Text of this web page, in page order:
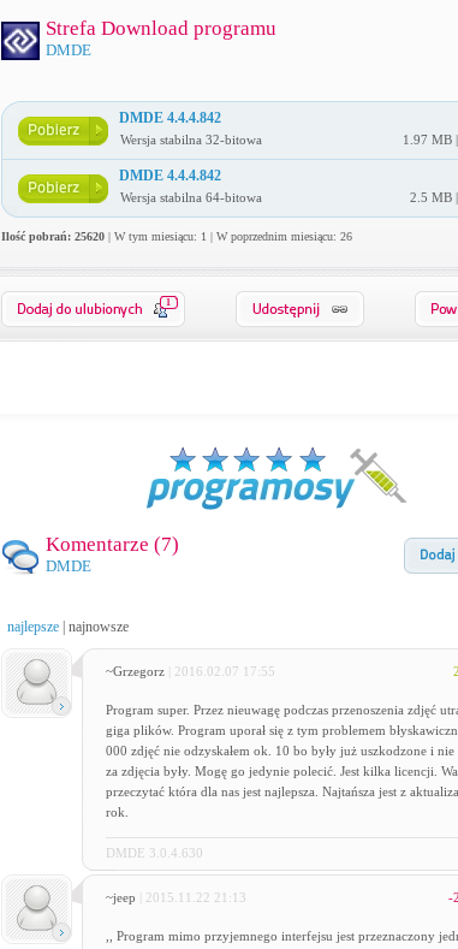
Strefa Download programu
DMDE
DMDE 4.4.4.842
Wersja stabilna 32-bitowa 1.97 MB
DMDE 4.4.4.842
Wersja stabilna 64-bitowa 2.5 MB
Ilość pobrań: 25620| W tym miesiącu: 1 | W poprzednim miesiącu: 26
1
Komentarze (7)
DMDE
najlepsze| najnowsze
~Grzegorz | 2016.02.07 17:55 2
Program super. Przez nieuwagę podczas przenoszenia zdjęć
giga plików. Program uporał się z tym problemem
000 zdjęć nie odzyskałem ok. 10 bo były już uszkodzone i
za zdjęcia były. Mogę go jedynie polecić. Jest kilka licencji.
przeczytać która dla nas jest najlepsza. Najtańsza jest z
rok.
DMDE 3.0.4.630
~jeep | 2015.11.22 21:13 -2
,, Program mimo przyjemnego interfejsu jest przeznaczony